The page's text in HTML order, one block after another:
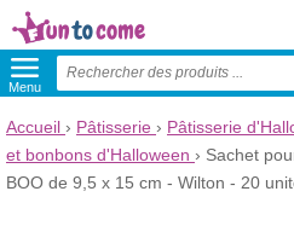
Menu
Accueil › Pâtisserie › Pâtisserie
et bonbons d'Halloween › Sachet
BOO de 9,5 x 15 cm - Wilton - 20